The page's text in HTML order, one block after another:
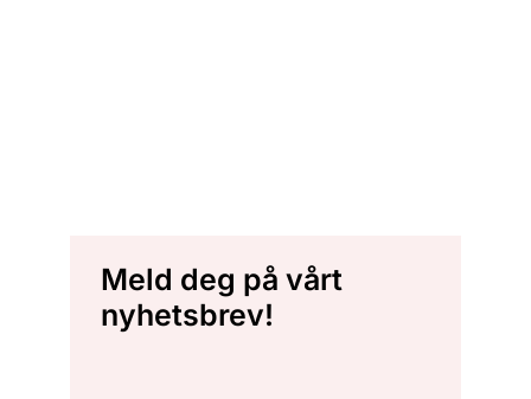
Meld deg på vårt
nyhetsbrev!